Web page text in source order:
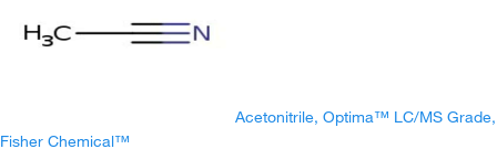
Acetonitrile, Optima™ LC/MS Grade,
Fisher Chemical™